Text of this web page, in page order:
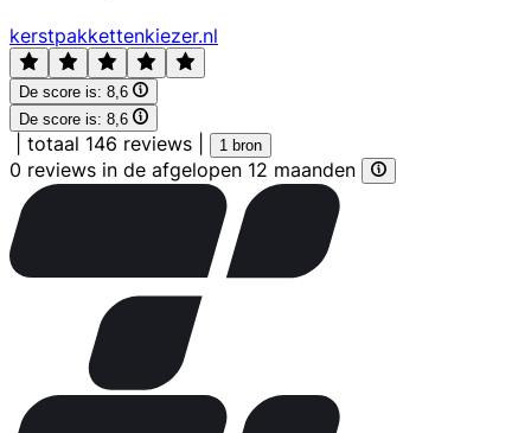
kerstpakkettenkiezer.nl
De score is: 8,6
De score is: 8,6
totaal 146 reviews 1 bron
0 reviews in de afgelopen 12 maanden